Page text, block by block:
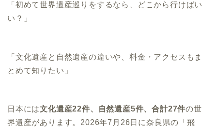
「初めて世界遺産巡りをするなら、どこから行けばい
い？」
「文化遺産と自然遺産の違いや、料金・アクセスもま
とめて知りたい」
日本には文化遺産22件、自然遺産5件、合計27件の世
界遺産があります。2026年7月26日に奈良県の「飛